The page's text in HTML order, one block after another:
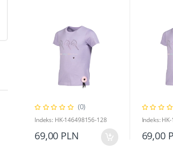
(0)
Indeks: HK-146498156-128
69,00 PLN
Indeks:
69,00